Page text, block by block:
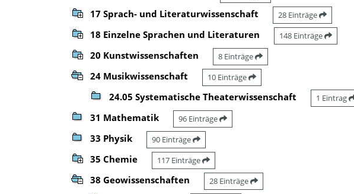
17 Sprach- und Literaturwissenschaft 28 Einträge
18 Einzelne Sprachen und Literaturen 148 Einträge
20 Kunstwissenschaften 8 Einträge
24 Musikwissenschaft 10 Einträge
24.05 Systematische Theaterwissenschaft 1 Eintrag
31 Mathematik 96 Einträge
33 Physik 90 Einträge
35 Chemie 117 Einträge
38 Geowissenschaften 28 Einträge